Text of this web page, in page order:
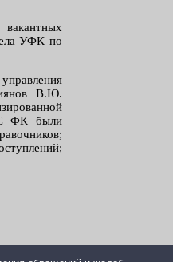
УФК по
В.Ю.
ФК были